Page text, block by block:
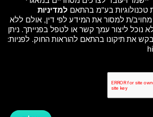
בע"מ בהתאם למדיניות
מחויב/ת למסור את המידע לפי דין, אולם ללא
נוכל ליצור עמך קשר או לטפל בפנייתך. ניתן
את תיקונו בהתאם להוראות החוק. לפניות: